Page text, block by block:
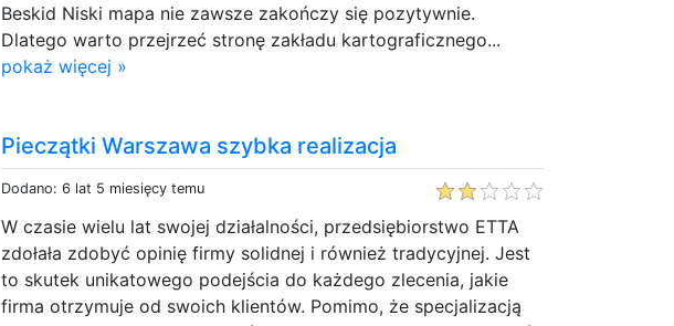
Beskid Niski mapa nie zawsze zakończy się pozytywnie.
Dlatego warto przejrzeć stronę zakładu kartograficznego...
pokaż więcej »
Pieczątki Warszawa szybka realizacja
Dodano: 6 lat 5 miesięcy temu
W czasie wielu lat swojej działalności, przedsiębiorstwo ETTA
zdołała zdobyć opinię firmy solidnej i również tradycyjnej. Jest
to skutek unikatowego podejścia do każdego zlecenia, jakie
firma otrzymuje od swoich klientów. Pomimo, że specjalizacją